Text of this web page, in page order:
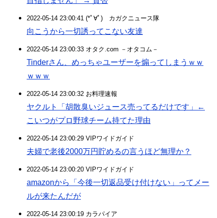
2022-05-14 23:00:41 (*ﾟ∀ﾟ)ゞカガクニュース隊
向こうから一切誘ってこない友達
2022-05-14 23:00:33 オタク.com －オタコム－
Tinderさん、めっちゃユーザーを煽ってしまうｗｗ
ｗｗｗ
2022-05-14 23:00:32 お料理速報
ヤクルト「胡散臭いジュース売ってるだけです」←
こいつがプロ野球チーム持てた理由
2022-05-14 23:00:29 VIPワイドガイド
夫婦で老後2000万円貯めるの言うほど無理か？
2022-05-14 23:00:20 VIPワイドガイド
amazonから「今後一切返品受け付けない」ってメー
ルが来たんだが
2022-05-14 23:00:19 カラパイア